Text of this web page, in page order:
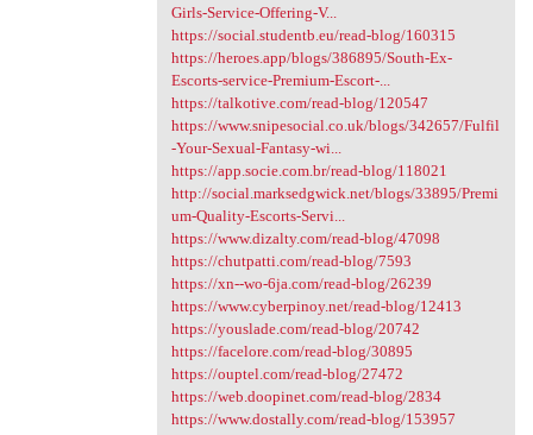
Girls-Service-Offering-V...
https://social.studentb.eu/read-blog/160315
https://heroes.app/blogs/386895/South-Ex-
Escorts-service-Premium-Escort-...
https://talkotive.com/read-blog/120547
https://www.snipesocial.co.uk/blogs/342657/Fulfil
-Your-Sexual-Fantasy-wi...
https://app.socie.com.br/read-blog/118021
http://social.marksedgwick.net/blogs/33895/Premi
um-Quality-Escorts-Servi...
https://www.dizalty.com/read-blog/47098
https://chutpatti.com/read-blog/7593
https://xn--wo-6ja.com/read-blog/26239
https://www.cyberpinoy.net/read-blog/12413
https://youslade.com/read-blog/20742
https://facelore.com/read-blog/30895
https://ouptel.com/read-blog/27472
https://web.doopinet.com/read-blog/2834
https://www.dostally.com/read-blog/153957